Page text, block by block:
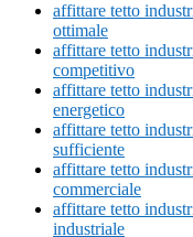
affittare tetto
ottimale
affittare tetto
competitivo
affittare tetto
energetico
affittare tetto
sufficiente
affittare tetto
commerciale
affittare tetto
industriale